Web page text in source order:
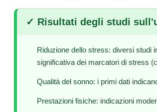
✓ Risultati degli studi
Riduzione dello stress: diversi studi
significativa dei marcatori di stress
Qualità del sonno: i primi dati
Prestazioni fisiche: indicazioni